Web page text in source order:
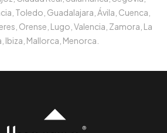
Toledo, Guadalajara, Ávila, Cuenca,
Orense, Lugo, Valencia, Zamora, La
Ibiza, Mallorca, Menorca.